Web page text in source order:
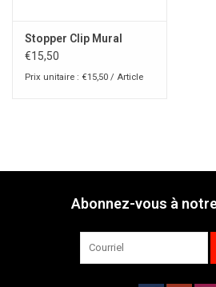
Stopper Clip Mural
€15,50
Prix unitaire : €15,50 / Article
Abonnez-vous à